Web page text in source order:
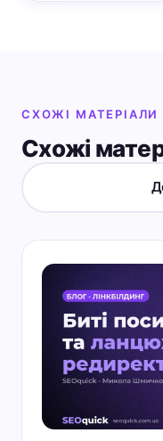
СХОЖІ МАТЕРІАЛИ
Схожі